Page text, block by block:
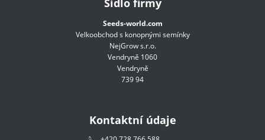
Seeds-world.com
Velkoobchod s konopnými semínky
NejGrow s.r.o.
Vendryně 1060
Vendryně
739 94
Kontaktní údaje